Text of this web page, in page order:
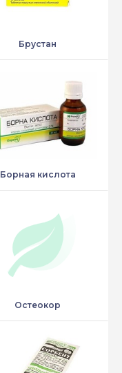
Брустан
Борная кислота
Остеокор